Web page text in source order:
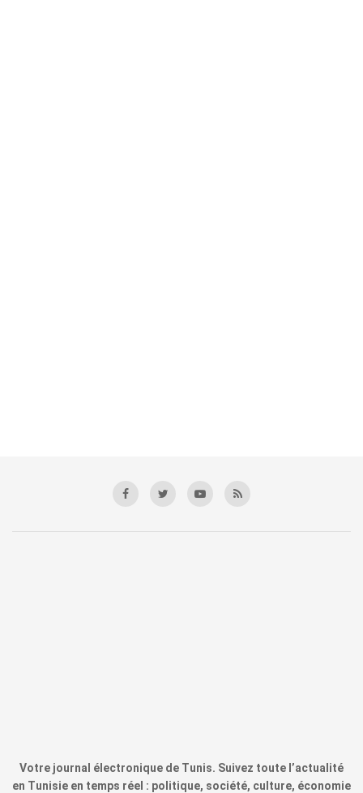
Votre journal électronique de Tunis. Suivez toute l’actualité
en Tunisie en temps réel : politique, société, culture, économie